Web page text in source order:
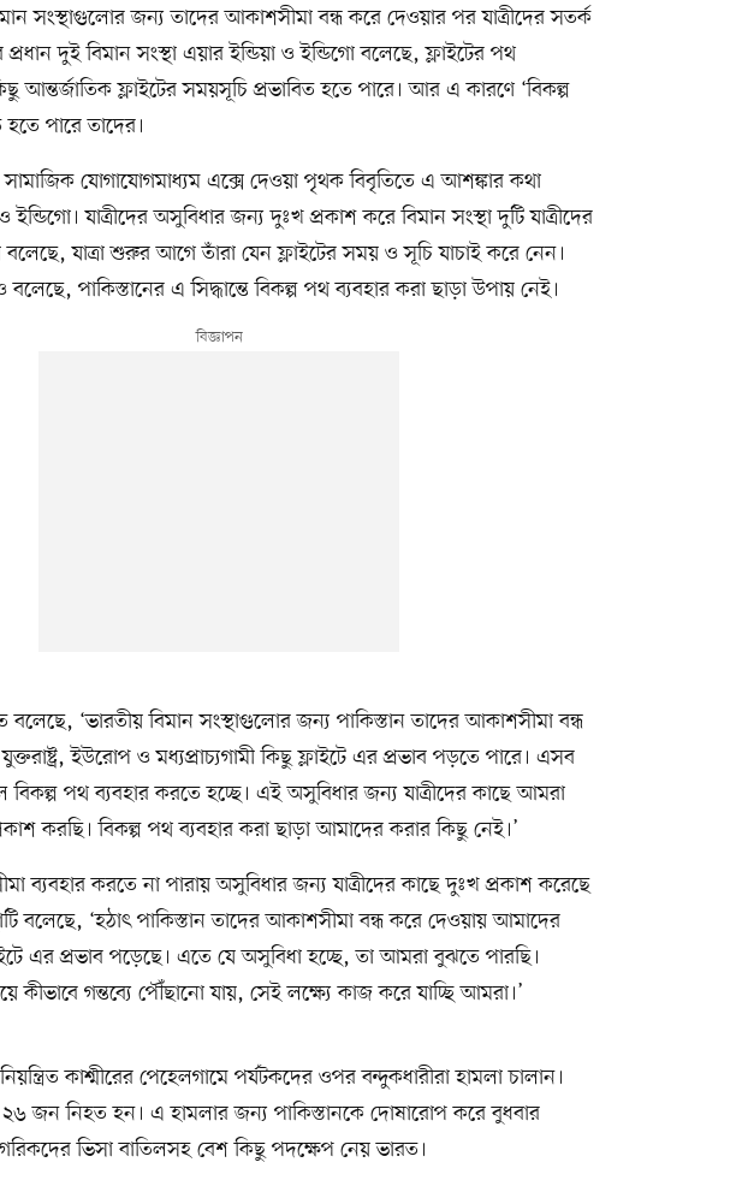
সংস্থাগুলোর জন্য তাদের আকাশসীমা বন্ধ করে দেওয়ার পর যাত্রীদের সতর্ক
দুই বিমান সংস্থা এয়ার ইন্ডিয়া ও ইন্ডিগো বলেছে, ফ্লাইটের পথ
আন্তর্জাতিক ফ্লাইটের সময়সূচি প্রভাবিত হতে পারে। আর এ কারণে ‘বিকল্প
পারে তাদের।
যোগাযোগমাধ্যম এক্সে দেওয়া পৃথক বিবৃতিতে এ আশঙ্কার কথা
ইন্ডিগো। যাত্রীদের অসুবিধার জন্য দুঃখ প্রকাশ করে বিমান সংস্থা দুটি যাত্রীদের
বলেছে, যাত্রা শুরুর আগে তাঁরা যেন ফ্লাইটের সময় ও সূচি যাচাই করে নেন।
পাকিস্তানের এ সিদ্ধান্তে বিকল্প পথ ব্যবহার করা ছাড়া উপায় নেই।
বলেছে, ‘ভারতীয় বিমান সংস্থাগুলোর জন্য পাকিস্তান তাদের আকাশসীমা বন্ধ
ইউরোপ ও মধ্যপ্রাচ্যগামী কিছু ফ্লাইটে এর প্রভাব পড়তে পারে। এসব
বিকল্প পথ ব্যবহার করতে হচ্ছে। এই অসুবিধার জন্য যাত্রীদের কাছে আমরা
করছি। বিকল্প পথ ব্যবহার করা ছাড়া আমাদের করার কিছু নেই।’
ব্যবহার করতে না পারায় অসুবিধার জন্য যাত্রীদের কাছে দুঃখ প্রকাশ করেছে
বলেছে, ‘হঠাৎ পাকিস্তান তাদের আকাশসীমা বন্ধ করে দেওয়ায় আমাদের
এর প্রভাব পড়েছে। এতে যে অসুবিধা হচ্ছে, তা আমরা বুঝতে পারছি।
কীভাবে গন্তব্যে পৌঁছানো যায়, সেই লক্ষ্যে কাজ করে যাচ্ছি আমরা।’
কাশ্মীরের পেহেলগামে পর্যটকদের ওপর বন্দুকধারীরা হামলা চালান।
জন নিহত হন। এ হামলার জন্য পাকিস্তানকে দোষারোপ করে বুধবার
ভিসা বাতিলসহ বেশ কিছু পদক্ষেপ নেয় ভারত।